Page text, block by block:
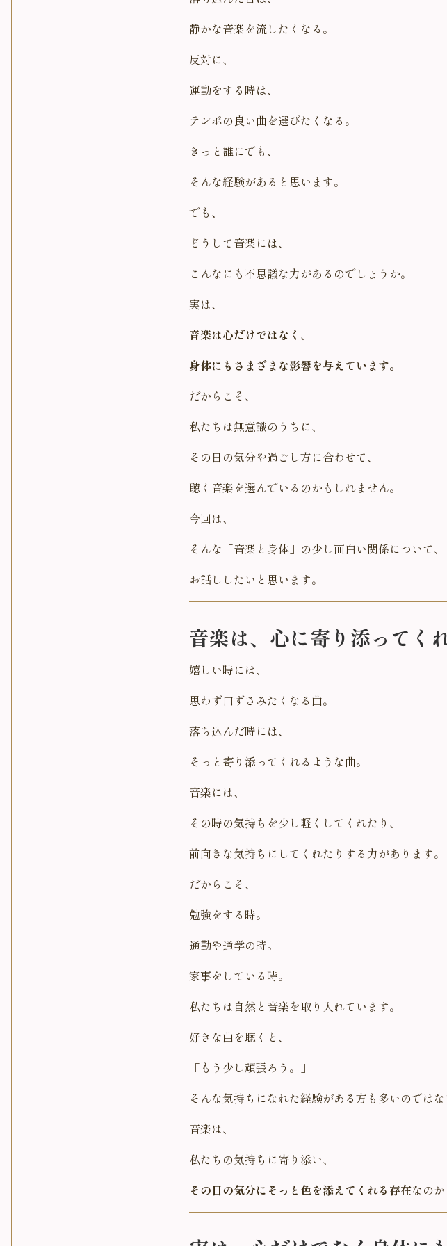
静かな音楽を流したくなる。
反対に、
運動をする時は、
テンポの良い曲を選びたくなる。
きっと誰にでも、
そんな経験があると思います。
でも、
どうして音楽には、
こんなにも不思議な力があるのでしょうか。
実は、
音楽は心だけではなく 、
身体にもさまざまな影響を与えています。
だからこそ、
私たちは無意識のうちに、
その日の気分や過ごし方に合わせて、
聴く音楽を選んでいるのかもしれません。
今回は、
そんな「音楽と身体」の少し面白い関係について、
お話ししたいと思います。
音楽は、心に寄り添ってく
嬉しい時には、
思わず口ずさみたくなる曲。
落ち込んだ時には、
そっと寄り添ってくれるような曲。
音楽には、
その時の気持ちを少し軽くしてくれたり、
前向きな気持ちにしてくれたりする力があります。
だからこそ、
勉強をする時。
通勤や通学の時。
家事をしている時。
私たちは自然と音楽を取り入れています。
好きな曲を聴くと、
「もう少し頑張ろう。」
そんな気持ちになれた経験がある方も多いのではな
音楽は、
私たちの気持ちに寄り添い、
その日の気分にそっと色を添えてくれる存在なのか